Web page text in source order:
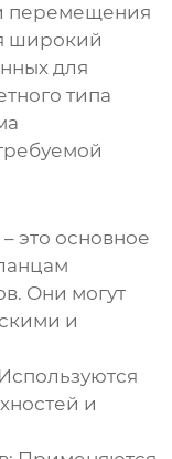
перемещения
широкий
для
типа
это основное
Они могут
и
Используются
и